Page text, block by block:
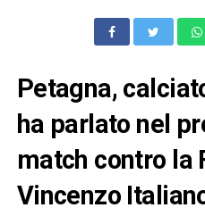
Petagna,
ha parlato nel
match contro la
Vincenzo